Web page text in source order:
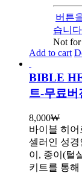
버튼
습니
Not for
Add to cart
BIBLE
트-무료버
8,000₩
바이블 히
셀러인 성
이, 종이(털
키트를 통